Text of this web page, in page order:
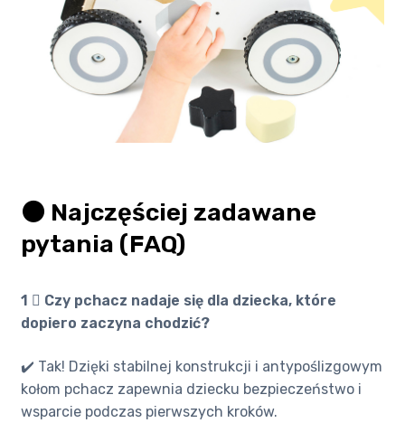
⚫️ Najczęściej zadawane
pytania (FAQ)
1 ️⃣ Czy pchacz nadaje się dla dziecka, które
dopiero zaczyna chodzić?
✔️ Tak! Dzięki stabilnej konstrukcji i antypoślizgowym
kołom pchacz zapewnia dziecku bezpieczeństwo i
wsparcie podczas pierwszych kroków.